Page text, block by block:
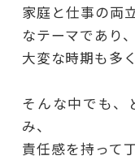
家庭と仕事の両
なテーマであり、
大変な時期も多
そんな中でも、
み、
責任感を持って